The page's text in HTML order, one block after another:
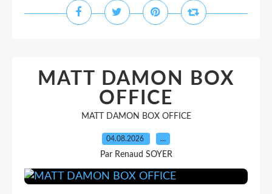
MATT DAMON BOX
OFFICE
MATT DAMON BOX OFFICE
04.08.2026 …
Par Renaud SOYER